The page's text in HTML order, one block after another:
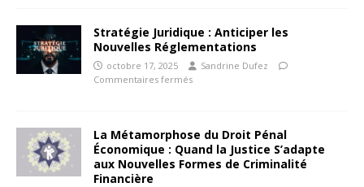
Stratégie Juridique : Anticiper les
Nouvelles Réglementations
octobre 17, 2025
Sandrine Dufez
Commentaires fermés
La Métamorphose du Droit Pénal
Économique : Quand la Justice S’adapte
aux Nouvelles Formes de Criminalité
Financière